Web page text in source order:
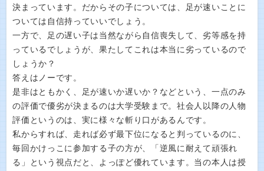
決まっています。だからその子については、足が速いことに
ついては自信持っていいでしょう。
一方で、足の遅い子は当然ながら自信喪失して、劣等感を持
っているでしょうが、果たしてこれは本当に劣っているので
しょうか？
答えはノーです。
是非はともかく、足が速いか遅いか？などという、一点のみ
の評価で優劣が決まるのは大学受験まで。社会人以降の人物
評価というのは、実に様々な斬り口があるんです。
私からすれば、走れば必ず最下位になると判っているのに、
毎回かけっこに参加する子の方が、「逆風に耐えて頑張れ
る」という視点だと、よっぽど優れています。当の本人は授